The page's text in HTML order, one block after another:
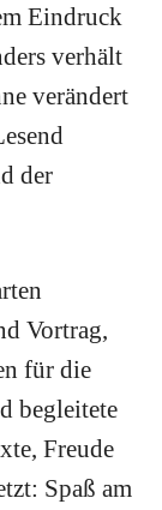
Eindruck
verhält
verändert
der
Vortrag,
für die
begleitete
Freude
Spaß am